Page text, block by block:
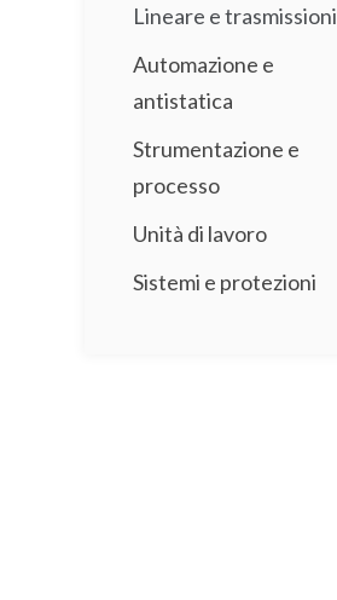
Lineare e trasmissioni
Automazione e
antistatica
Strumentazione e
processo
Unità di lavoro
Sistemi e protezioni